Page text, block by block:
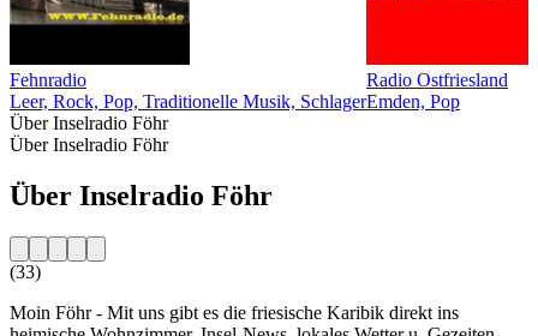
Fehnradio
Leer, Rock, Pop, Traditionelle Musik, Schlager
Radio Ostfriesland
Emden, Pop
Über Inselradio Föhr
Über Inselradio Föhr
Über Inselradio Föhr
(33)
Moin Föhr - Mit uns gibt es die friesische Karibik direkt ins